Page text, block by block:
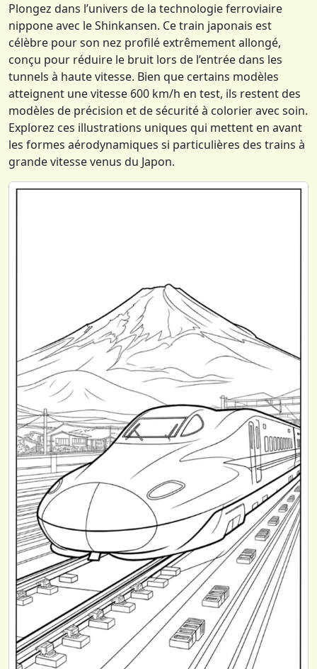
Plongez dans l’univers de la technologie ferroviaire
nippone avec le Shinkansen. Ce train japonais est
célèbre pour son nez profilé extrêmement allongé,
conçu pour réduire le bruit lors de l’entrée dans les
tunnels à haute vitesse. Bien que certains modèles
atteignent une vitesse 600 km/h en test, ils restent des
modèles de précision et de sécurité à colorier avec soin.
Explorez ces illustrations uniques qui mettent en avant
les formes aérodynamiques si particulières des trains à
grande vitesse venus du Japon.